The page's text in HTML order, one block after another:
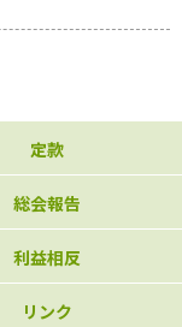
定款
総会報告
利益相反
リンク